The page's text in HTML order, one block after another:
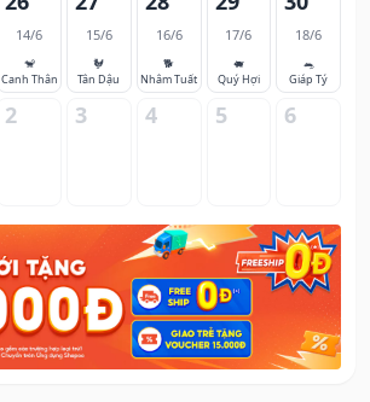
14/6
🐒
Canh Thân
15/6
🐓
Tân Dậu
16/6
🐕
Nhâm Tuất
17/6
🐖
Quý Hợi
18/6
🐀
Giáp Tý
2 3 4 5 6